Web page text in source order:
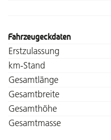
Fahrzeugeckdaten
Erstzulassung
km-Stand
Gesamtlänge
Gesamtbreite
Gesamthöhe
Gesamtmasse